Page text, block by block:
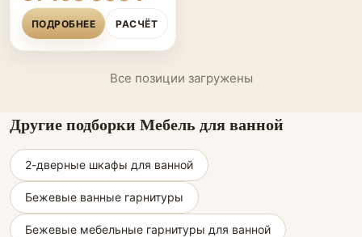
ПОДРОБНЕЕ РАСЧЁТ
Все позиции загружены
Другие подборки Мебель для ванной
2-дверные шкафы для ванной
Бежевые ванные гарнитуры
Бежевые мебельные гарнитуры для ванной